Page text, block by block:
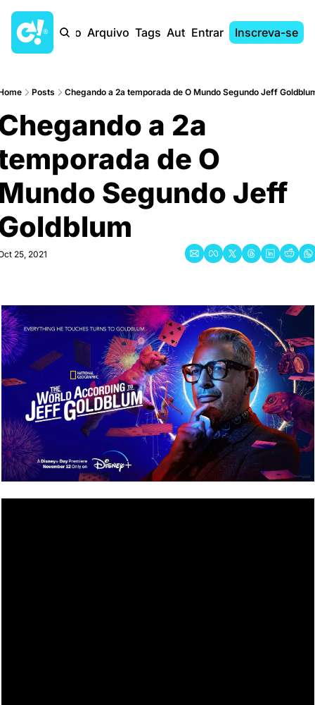
Início Arquivo Tags AutoresEntrar Inscreva-se
Posts Chegando a 2a temporada de O Mundo Segundo Jeff
a 2a
de O
Segundo Jeff
25, 2021